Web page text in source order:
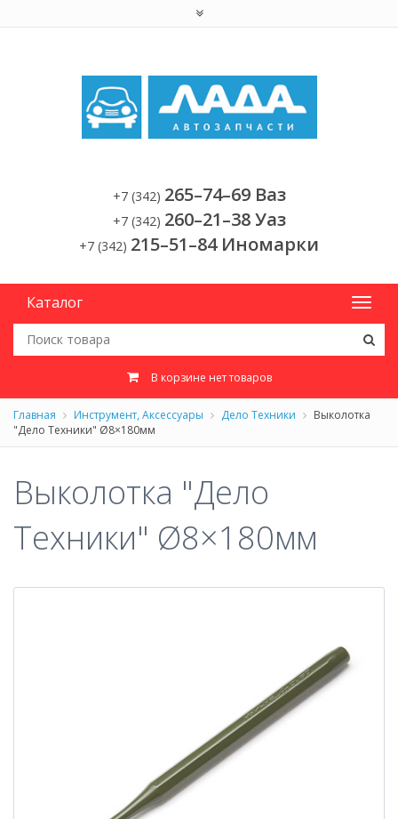
+7 (342) 265–74–69 Ваз
+7 (342) 260–21–38 Уаз
+7 (342) 215–51–84 Иномарки
Каталог
В корзине нет товаров
Главная Инструмент, Аксессуары Дело Техники
Выколотка
"Дело Техники" Ø8×180мм
Выколотка "Дело
Техники" Ø8×180мм